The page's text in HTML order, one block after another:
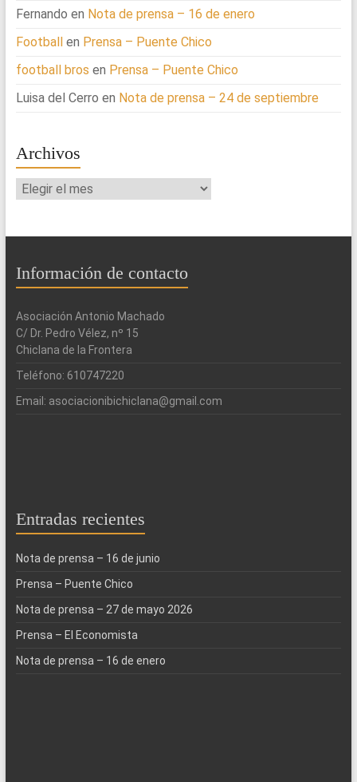
Fernando en Nota de prensa – 16 de enero
Footballen Prensa – Puente Chico
football bros en Prensa – Puente Chico
Luisa del Cerro en Nota de prensa – 24 de septiembre
Archivos
Archivos
Información de contacto
Asociación Antonio Machado
C/ Dr. Pedro Vélez, nº 15
Chiclana de la Frontera
Teléfono: 610747220
Email: asociacionibichiclana@gmail.com
Entradas recientes
Nota de prensa – 16 de junio
Prensa – Puente Chico
Nota de prensa – 27 de mayo 2026
Prensa – El Economista
Nota de prensa – 16 de enero